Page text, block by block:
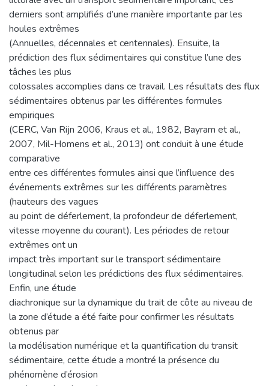
derniers sont amplifiés d’une manière importante par les
houles extrêmes
(Annuelles, décennales et centennales). Ensuite, la
prédiction des flux sédimentaires qui constitue l’une des
tâches les plus
colossales accomplies dans ce travail. Les résultats des flux
sédimentaires obtenus par les différentes formules
empiriques
(CERC, Van Rijn 2006, Kraus et al., 1982, Bayram et al.,
2007, Mil-Homens et al., 2013) ont conduit à une étude
comparative
entre ces différentes formules ainsi que l’influence des
événements extrêmes sur les différents paramètres
(hauteurs des vagues
au point de déferlement, la profondeur de déferlement,
vitesse moyenne du courant). Les périodes de retour
extrêmes ont un
impact très important sur le transport sédimentaire
longitudinal selon les prédictions des flux sédimentaires.
Enfin, une étude
diachronique sur la dynamique du trait de côte au niveau de
la zone d’étude a été faite pour confirmer les résultats
obtenus par
la modélisation numérique et la quantification du transit
sédimentaire, cette étude a montré la présence du
phénomène d’érosion